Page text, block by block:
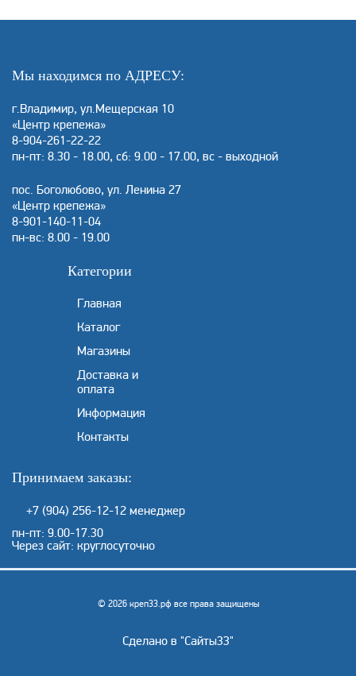
Мы находимся по АДРЕСУ:
г.Владимир, ул.Мещерская 10
«Центр крепежа»
8-904-261-22-22
пн-пт: 8.30 - 18.00, сб: 9.00 - 17.00, вс - выходной
пос. Боголюбово, ул. Ленина 27
«Центр крепежа»
8-901-140-11-04
пн-вс: 8.00 - 19.00
Категории
Главная
Каталог
Магазины
Доставка и
оплата
Информация
Контакты
Принимаем заказы:
+7 (904) 256-12-12 менеджер
пн-пт: 9.00-17.30
Через сайт: круглосуточно
© 2026 креп33.рф все права защищены
Сделано в "Сайты33"